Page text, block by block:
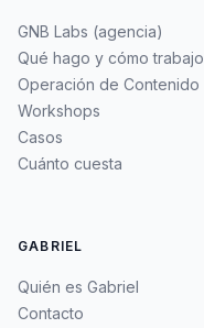
GNB Labs (agencia)
Qué hago y cómo trabajo
Operación de Contenido
Workshops
Casos
Cuánto cuesta
GABRIEL
Quién es Gabriel
Contacto